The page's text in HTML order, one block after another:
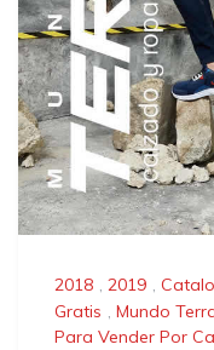
2018 , 2019 ,
Gratis , Mundo
Para Vender Por